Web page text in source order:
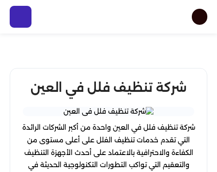
شركة تنظيف فلل في العين
شركة تنظيف فلل في العين واحدة من أكبر الشركات الرائدة
التي تقدم خدمات تنظيف الفلل على أعلى مستوى من
الكفاءة والاحترافية بالاعتماد على أحدث الأجهزة التنظيف
والتعقيم التي تواكب التطورات التكنولوجية الحديثة في